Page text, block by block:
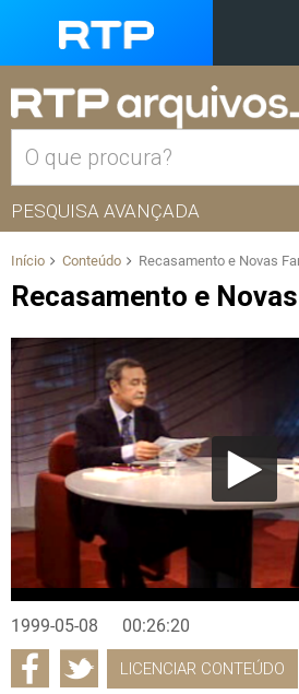
PESQUISA AVANÇADA
Início Conteúdo Recasamento e Novas
Recasamento e
1999-05-08 00:26:20
LICENCIAR CONTEÚDO